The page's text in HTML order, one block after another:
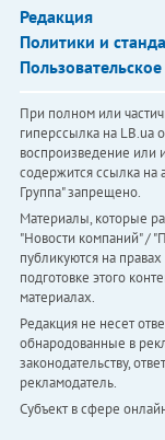
Редакция
Политики и
При полном или
гиперссылка на LB.ua
воспроизведение или
содержится ссылка на
Группа" запрещено.
Материалы, которые
"Новости компаний" /
публикуются на
подготовке этого
материалах.
Редакция не несет
обнародованные в
законодательству,
рекламодатель.
Субъект в сфере